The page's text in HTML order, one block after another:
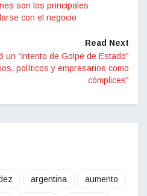
son los principales
con el negocio
Read Next
un “intento de Golpe de Estado”
políticos y empresarios como
cómplices”
argentina aumento